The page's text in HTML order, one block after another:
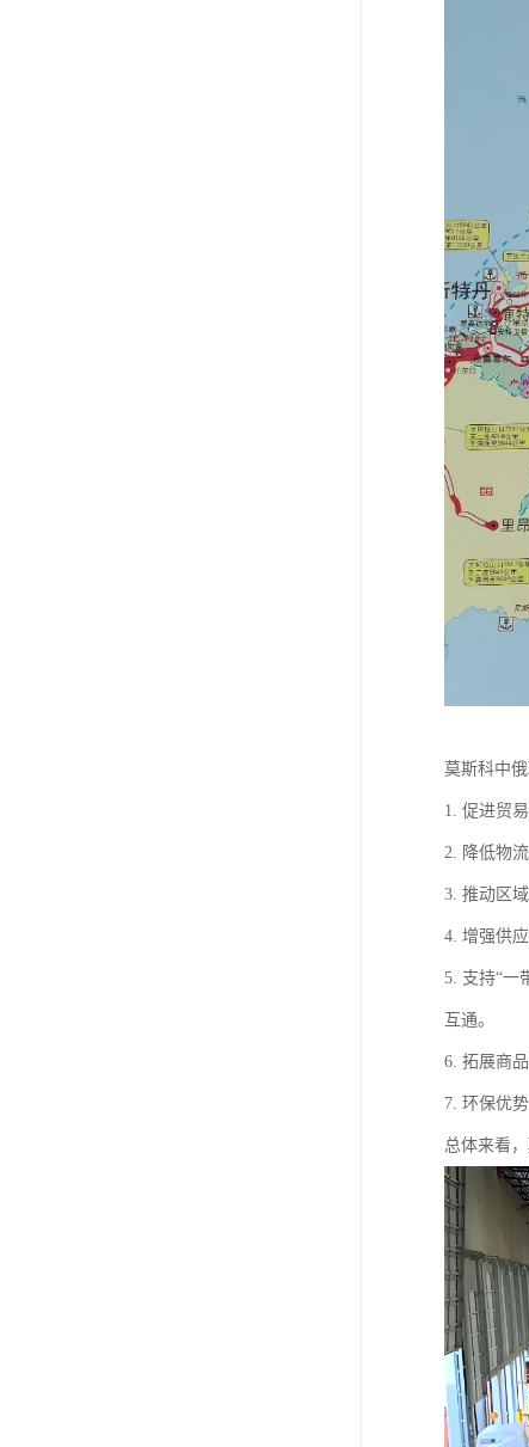
莫斯科中
1. 促进贸
2. 降低物
3. 推动区
4. 增强供
5. 支持“一
互通。
6. 拓展商
7. 环保优
总体来看